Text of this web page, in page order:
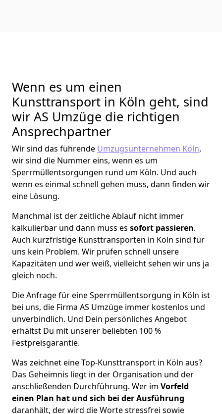
Wenn es um einen
Kunsttransport in Köln geht, sind
wir AS Umzüge die richtigen
Ansprechpartner
Wir sind das führende Umzugsunternehmen Köln,
wir sind die Nummer eins, wenn es um
Sperrmüllentsorgungen rund um Köln. Und auch
wenn es einmal schnell gehen muss, dann finden wir
eine Lösung.
Manchmal ist der zeitliche Ablauf nicht immer
kalkulierbar und dann muss es sofort passieren.
Auch kurzfristige Kunsttransporten in Köln sind für
uns kein Problem. Wir prüfen schnell unsere
Kapazitäten und wer weiß, vielleicht sehen wir uns ja
gleich noch.
Die Anfrage für eine Sperrmüllentsorgung in Köln ist
bei uns, die Firma AS Umzüge immer kostenlos und
unverbindlich. Und Dein persönliches Angebot
erhältst Du mit unserer beliebten 100 %
Festpreisgarantie.
Was zeichnet eine Top-Kunsttransport in Köln aus?
Das Geheimnis liegt in der Organisation und der
anschließenden Durchführung. Wer im Vorfeld
einen Plan hat und sich bei der Ausführung
daranhält, der wird die Worte stressfrei sowie